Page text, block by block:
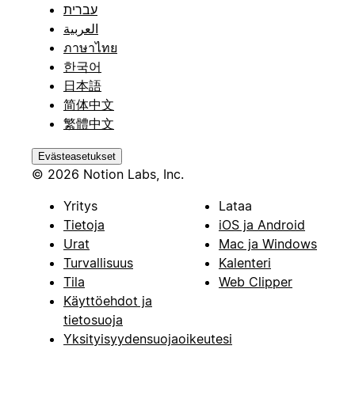
עברית
العربية
ภาษาไทย
한국어
日本語
简体中文
繁體中文
Evästeasetukset
© 2026 Notion Labs, Inc.
Yritys
Tietoja
Urat
Turvallisuus
Tila
Käyttöehdot ja
tietosuoja
Yksityisyydensuojaoikeutesi
Lataa
iOS ja Android
Mac ja Windows
Kalenteri
Web Clipper